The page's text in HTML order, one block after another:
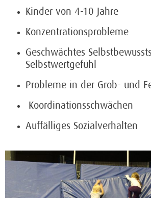
Kinder von 4-10 Jahre
Konzentrationsprobleme
Geschwächtes
Selbstwertgefühl
Probleme in der Grob- und
Koordinationsschwächen
Auffälliges Sozialverhalten